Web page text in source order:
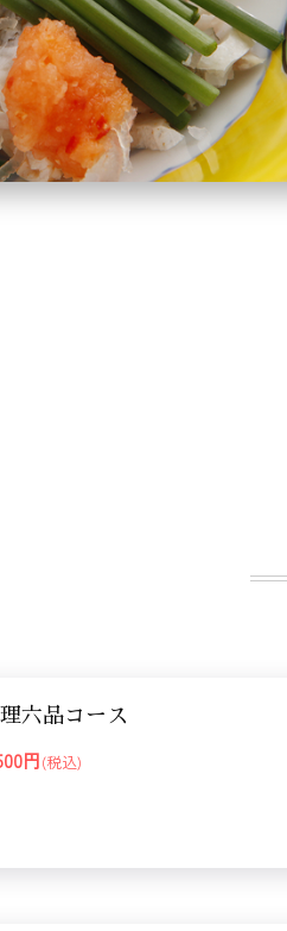
六品コース
円(税込)